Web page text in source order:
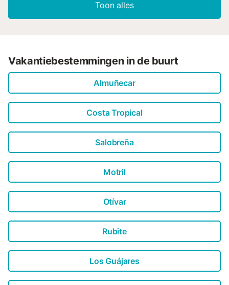
Uitzicht op de plaats. Ter beschikking: wasmachine, strijkijzer,
kinderstoel, kinderbed tot 3 jaar, haardroger. Internet (WiFi,
Toon alles
Vakantiebestemmingen in de buurt
Almuñecar
Costa Tropical
Salobreña
Motril
Otívar
Rubite
Los Guájares